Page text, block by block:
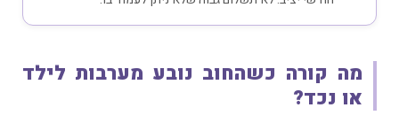
מה קורה כשהחוב נובע מערבות לילד
או נכד?